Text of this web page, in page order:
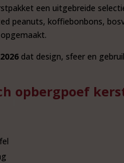
een uitgebreide
peanuts, koffiebonbons,
dat design, sfeer en
opbergpoef